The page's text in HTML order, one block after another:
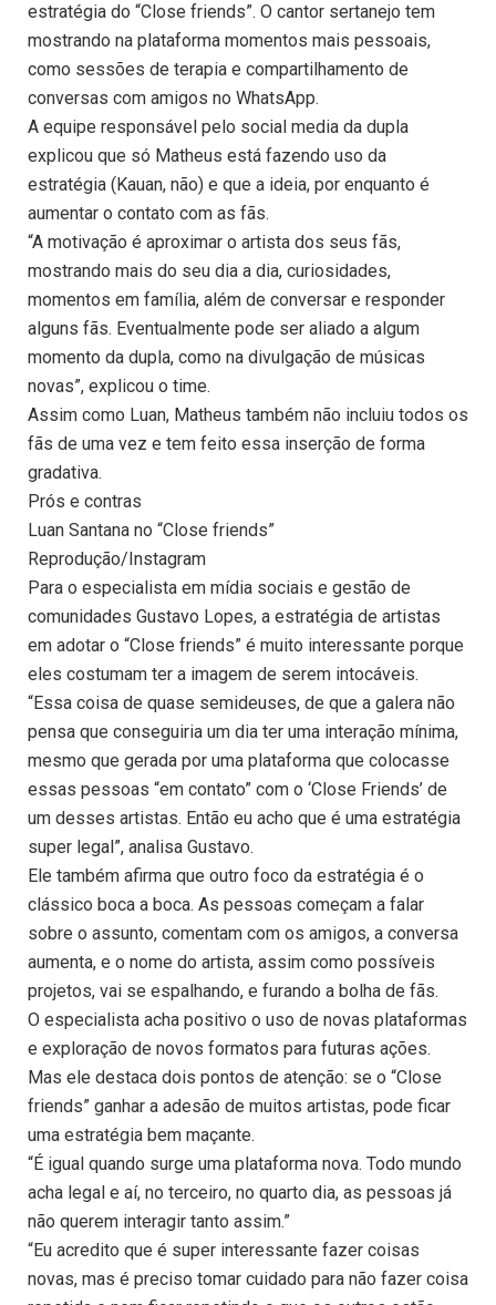
estratégia do “Close friends”. O cantor sertanejo tem
mostrando na plataforma momentos mais pessoais,
como sessões de terapia e compartilhamento de
conversas com amigos no WhatsApp.
A equipe responsável pelo social media da dupla
explicou que só Matheus está fazendo uso da
estratégia (Kauan, não) e que a ideia, por enquanto é
aumentar o contato com as fãs.
“A motivação é aproximar o artista dos seus fãs,
mostrando mais do seu dia a dia, curiosidades,
momentos em família, além de conversar e responder
alguns fãs. Eventualmente pode ser aliado a algum
momento da dupla, como na divulgação de músicas
novas”, explicou o time.
Assim como Luan, Matheus também não incluiu todos os
fãs de uma vez e tem feito essa inserção de forma
gradativa.
Prós e contras
Luan Santana no “Close friends”
Reprodução/Instagram
Para o especialista em mídia sociais e gestão de
comunidades Gustavo Lopes, a estratégia de artistas
em adotar o “Close friends” é muito interessante porque
eles costumam ter a imagem de serem intocáveis.
“Essa coisa de quase semideuses, de que a galera não
pensa que conseguiria um dia ter uma interação mínima,
mesmo que gerada por uma plataforma que colocasse
essas pessoas “em contato” com o ‘Close Friends’ de
um desses artistas. Então eu acho que é uma estratégia
super legal”, analisa Gustavo.
Ele também afirma que outro foco da estratégia é o
clássico boca a boca. As pessoas começam a falar
sobre o assunto, comentam com os amigos, a conversa
aumenta, e o nome do artista, assim como possíveis
projetos, vai se espalhando, e furando a bolha de fãs.
O especialista acha positivo o uso de novas plataformas
e exploração de novos formatos para futuras ações.
Mas ele destaca dois pontos de atenção: se o “Close
friends” ganhar a adesão de muitos artistas, pode ficar
uma estratégia bem maçante.
“É igual quando surge uma plataforma nova. Todo mundo
acha legal e aí, no terceiro, no quarto dia, as pessoas já
não querem interagir tanto assim.”
“Eu acredito que é super interessante fazer coisas
novas, mas é preciso tomar cuidado para não fazer coisa